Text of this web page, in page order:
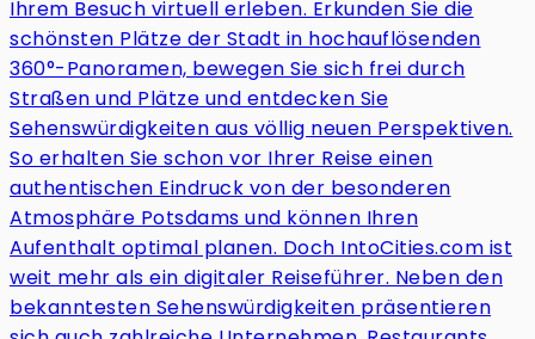
Ihrem Besuch virtuell erleben. Erkunden Sie die
schönsten Plätze der Stadt in hochauflösenden
360°-Panoramen, bewegen Sie sich frei durch
Straßen und Plätze und entdecken Sie
Sehenswürdigkeiten aus völlig neuen Perspektiven.
So erhalten Sie schon vor Ihrer Reise einen
authentischen Eindruck von der besonderen
Atmosphäre Potsdams und können Ihren
Aufenthalt optimal planen. Doch IntoCities.com ist
weit mehr als ein digitaler Reiseführer. Neben den
bekanntesten Sehenswürdigkeiten präsentieren